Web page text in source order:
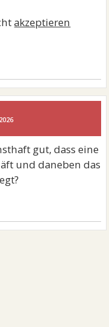
akzeptieren
gut, dass eine
und daneben das